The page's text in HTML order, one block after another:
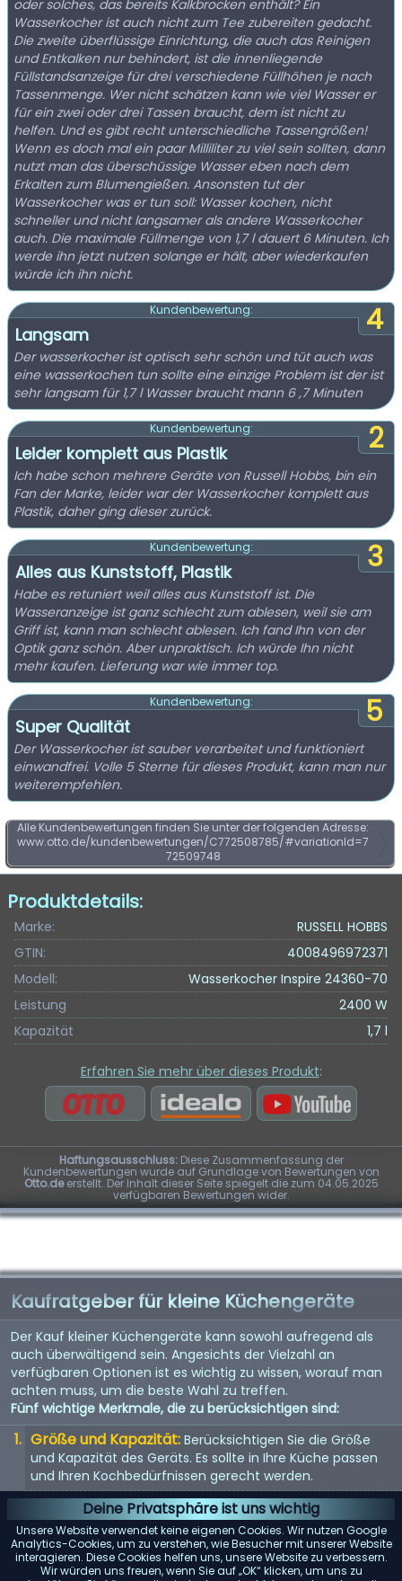
Deine Privatsphäre ist uns wichtig
Unsere Website verwendet keine eigenen Cookies. Wir nutzen Google
Analytics-Cookies, um zu verstehen, wie Besucher mit unserer Website
interagieren. Diese Cookies helfen uns, unsere Website zu verbessern.
Wir würden uns freuen, wenn Sie auf „OK“ klicken, um uns zu
oder solches, das bereits Kalkbrocken enthält? Ein
Wasserkocher ist auch nicht zum Tee zubereiten gedacht.
Die zweite überflüssige Einrichtung, die auch das Reinigen
und Entkalken nur behindert, ist die innenliegende
Füllstandsanzeige für drei verschiedene Füllhöhen je nach
Tassenmenge. Wer nicht schätzen kann wie viel Wasser er
für ein zwei oder drei Tassen braucht, dem ist nicht zu
helfen. Und es gibt recht unterschiedliche Tassengrößen!
Wenn es doch mal ein paar Milliliter zu viel sein sollten, dann
nutzt man das überschüssige Wasser eben nach dem
Erkalten zum Blumengießen. Ansonsten tut der
Wasserkocher was er tun soll: Wasser kochen, nicht
schneller und nicht langsamer als andere Wasserkocher
auch. Die maximale Füllmenge von 1,7 l dauert 6 Minuten. Ich
werde ihn jetzt nutzen solange er hält, aber wiederkaufen
würde ich ihn nicht.
4
Kundenbewertung:
Langsam
Der wasserkocher ist optisch sehr schön und tüt auch was
eine wasserkochen tun sollte eine einzige Problem ist der ist
sehr langsam für 1,7 l Wasser braucht mann 6 ,7 Minuten
2
Kundenbewertung:
Leider komplett aus Plastik
Ich habe schon mehrere Geräte von Russell Hobbs, bin ein
Fan der Marke, leider war der Wasserkocher komplett aus
Plastik, daher ging dieser zurück.
3
Kundenbewertung:
Alles aus Kunststoff, Plastik
Habe es retuniert weil alles aus Kunststoff ist. Die
Wasseranzeige ist ganz schlecht zum ablesen, weil sie am
Griff ist, kann man schlecht ablesen. Ich fand Ihn von der
Optik ganz schön. Aber unpraktisch. Ich würde Ihn nicht
mehr kaufen. Lieferung war wie immer top.
5
Kundenbewertung:
Super Qualität
Der Wasserkocher ist sauber verarbeitet und funktioniert
einwandfrei. Volle 5 Sterne für dieses Produkt, kann man nur
weiterempfehlen.
Alle Kundenbewertungen finden Sie unter der folgenden Adresse:
www.otto.de/kundenbewertungen/C772508785/#variationId=7
72509748
Produktdetails:
Marke:
RUSSELL HOBBS
GTIN:
4008496972371
Modell:
Wasserkocher Inspire 24360-70
Leistung
2400 W
Kapazität
1,7 l
Erfahren Sie mehr über dieses Produkt:
Haftungsausschluss:Diese Zusammenfassung der
Kundenbewertungen wurde auf Grundlage von Bewertungen von
Otto.deerstellt. Der Inhalt dieser Seite spiegelt die zum 04.05.2025
verfügbaren Bewertungen wider.
Kaufratgeber für kleine Küchengeräte
Der Kauf kleiner Küchengeräte kann sowohl aufregend als
auch überwältigend sein. Angesichts der Vielzahl an
verfügbaren Optionen ist es wichtig zu wissen, worauf man
achten muss, um die beste Wahl zu treffen.
Fünf wichtige Merkmale, die zu berücksichtigen sind:
Größe und Kapazität: Berücksichtigen Sie die Größe
und Kapazität des Geräts. Es sollte in Ihre Küche passen
und Ihren Kochbedürfnissen gerecht werden.
Energieeffizienz: Energieeffiziente Geräte sparen nicht
nur Geld bei der Stromrechnung, sondern sind auch
umweltfreundlich.
Benutzerfreundlichkeit: Suchen Sie nach Geräten mit